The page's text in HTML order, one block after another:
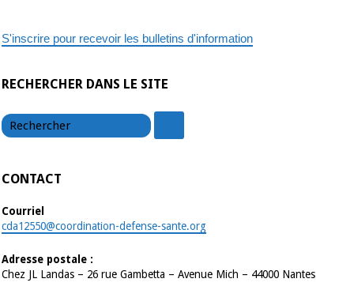
S'inscrire pour recevoir les bulletins d'information
RECHERCHER DANS LE SITE
CONTACT
Courriel
cda12550@coordination-defense-sante.org
Adresse postale :
Chez JL Landas – 26 rue Gambetta – Avenue Mich – 44000 Nantes